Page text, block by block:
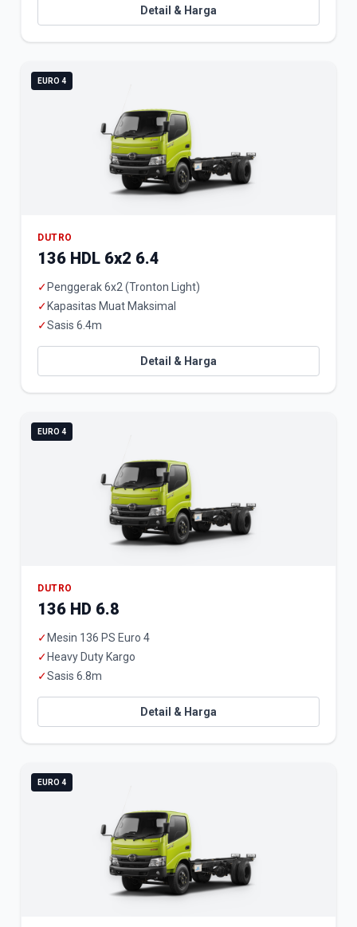
Detail & Harga
EURO 4
DUTRO
136 HDL 6x2 6.4
✓ Penggerak 6x2 (Tronton Light)
✓ Kapasitas Muat Maksimal
✓Sasis 6.4m
Detail & Harga
EURO 4
DUTRO
136 HD 6.8
✓ Mesin 136 PS Euro 4
✓ Heavy Duty Kargo
✓Sasis 6.8m
Detail & Harga
EURO 4